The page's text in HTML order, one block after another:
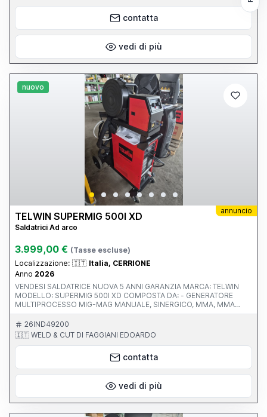
OROLOGI HARRIS NUOVO
contatta
vedi di più
nuovo
annuncio
TELWIN SUPERMIG 500I XD
Saldatrici Ad arco
3.999,00 € (Tasse escluse)
Localizzazione: 🇮🇹 Italia, CERRIONE
Anno 2026
VENDESI SALDATRICE NUOVA 5 ANNI GARANZIA MARCA: TELWIN
MODELLO: SUPERMIG 500I XD COMPOSTA DA: - GENERATORE
MULTIPROCESSO MIG-MAG MANUALE, SINERGICO, MMA, MMA
PULSE E LIFT TIG, 380V 500A - CENTRALINA RAFFREDDAMENTO A
LIQUIDO - TRAINAFILO 4 RULLI TS550 - CAVI CONNESSIONE 4M
ACQUA 70MM - PORTABOMBOLA 4 RUOTE - TORCIA DELFO DM50
4M ACQUA - CAVO MASSA D.70MM CON PINZA 400A - RIDUTTORE
OROLOGI HARRIS
26IND49200
🇮🇹 WELD & CUT DI FAGGIANI EDOARDO
contatta
vedi di più